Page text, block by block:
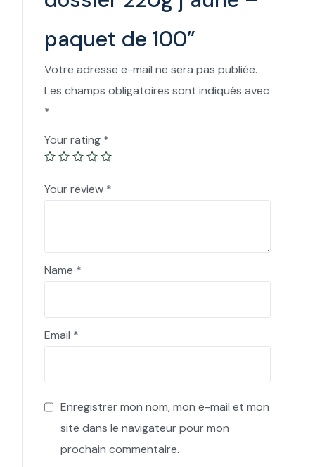
paquet de 100”
Votre adresse e-mail ne sera pas publiée.
Les champs obligatoires sont indiqués avec
*
Your rating *
Your review *
Name *
Email *
Enregistrer mon nom, mon e-mail et mon
site dans le navigateur pour mon
prochain commentaire.